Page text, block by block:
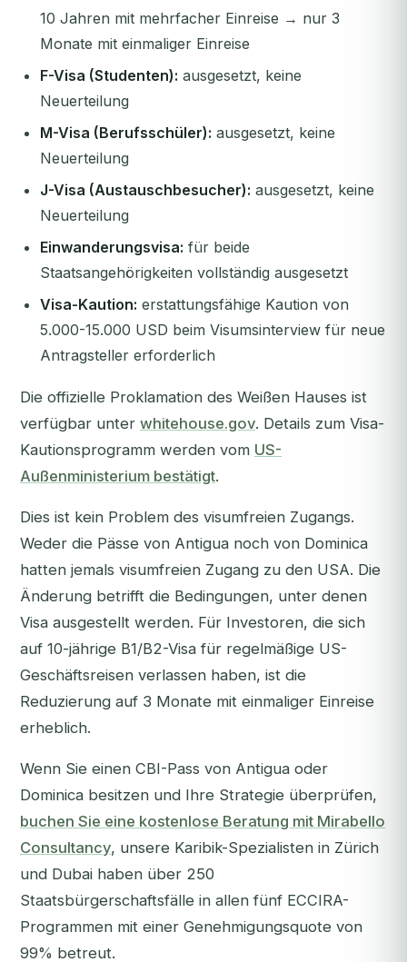
10 Jahren mit mehrfacher Einreise → nur 3
Monate mit einmaliger Einreise
F-Visa (Studenten): ausgesetzt, keine
Neuerteilung
M-Visa (Berufsschüler): ausgesetzt, keine
Neuerteilung
J-Visa (Austauschbesucher): ausgesetzt, keine
Neuerteilung
Einwanderungsvisa: für beide
Staatsangehörigkeiten vollständig ausgesetzt
Visa-Kaution: erstattungsfähige Kaution von
5.000-15.000 USD beim Visumsinterview für neue
Antragsteller erforderlich
Die offizielle Proklamation des Weißen Hauses ist
verfügbar unter whitehouse.gov. Details zum Visa-
Kautionsprogramm werden vom US-
Außenministerium bestätigt.
Dies ist kein Problem des visumfreien Zugangs.
Weder die Pässe von Antigua noch von Dominica
hatten jemals visumfreien Zugang zu den USA. Die
Änderung betrifft die Bedingungen, unter denen
Visa ausgestellt werden. Für Investoren, die sich
auf 10-jährige B1/B2-Visa für regelmäßige US-
Geschäftsreisen verlassen haben, ist die
Reduzierung auf 3 Monate mit einmaliger Einreise
erheblich.
Wenn Sie einen CBI-Pass von Antigua oder
Dominica besitzen und Ihre Strategie überprüfen,
buchen Sie eine kostenlose Beratung mit Mirabello
Consultancy, unsere Karibik-Spezialisten in Zürich
und Dubai haben über 250
Staatsbürgerschaftsfälle in allen fünf ECCIRA-
Programmen mit einer Genehmigungsquote von
99% betreut.